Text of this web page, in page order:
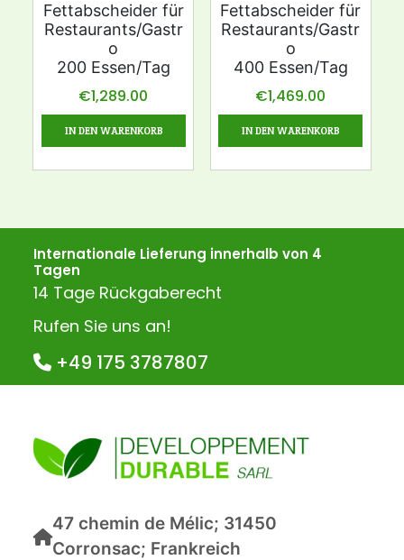
Fettabscheider für
Restaurants/Gastr
o
200 Essen/Tag
€1,289.00
IN DEN WARENKORB
Fettabscheider für
Restaurants/Gastr
o
400 Essen/Tag
€1,469.00
IN DEN WARENKORB
Internationale Lieferung innerhalb von 4
Tagen
14 Tage Rückgaberecht
Rufen Sie uns an!
+49 175 3787807
47 chemin de Mélic; 31450
Corronsac; Frankreich